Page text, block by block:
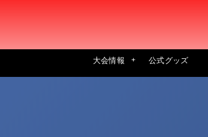
大会情報 公式グッズ